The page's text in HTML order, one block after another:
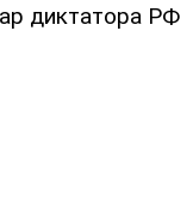
диктатора РФ